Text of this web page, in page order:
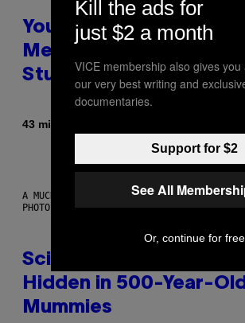
Your Desk Height Could
Messing With Your
Study Finds
43 minutes ago
A MUCH, MUCH OLDER CHILEAN MUMMY THAN
PHOTO: MARTIN BERNETTI/AFP VIA GETTY
Scientists Found
Hidden in 500-Year-
Mummies
Kill the ads for
just $2 a month
VICE membership also gives you
our very best writing and
documentaries.
Support for $2
See All
Or, continue for free